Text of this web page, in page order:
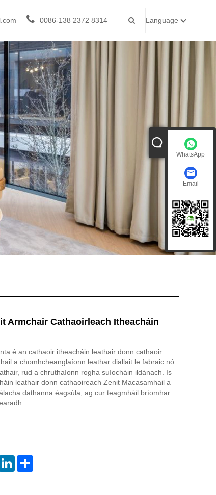
0086-138 2372 8314 Language
Armchair Cathaoirleach Itheacháin
é an cathaoir itheacháin leathair donn cathaoir
a chomhcheanglaíonn leathar diallait le fabraic nó
rud a chruthaíonn rogha suíocháin ildánach. Is
leathair donn cathaoireach Zenit Macasamhail a
dathanna éagsúla, ag cur teagmháil bríomhar
LinkedInShare
WhatsApp
Email